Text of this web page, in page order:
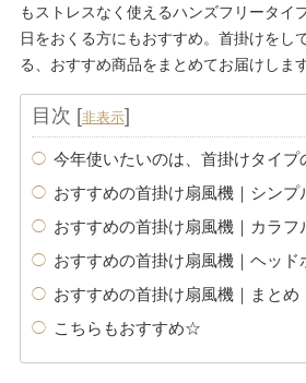
もストレスなく使えるハンズフリータイ
日をおくる方にもおすすめ。首掛けをし
る、おすすめ商品をまとめてお届けします
目次 [非表示]
今年使いたいのは、首掛けタイプ
おすすめの首掛け扇風機｜シンプ
おすすめの首掛け扇風機｜カラフ
おすすめの首掛け扇風機｜ヘッド
おすすめの首掛け扇風機｜まとめ
こちらもおすすめ☆